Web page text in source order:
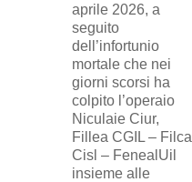
aprile 2026, a
seguito
dell’infortunio
mortale che nei
giorni scorsi ha
colpito l’operaio
Niculaie Ciur,
Fillea CGIL – Filca
Cisl – FenealUil
insieme alle